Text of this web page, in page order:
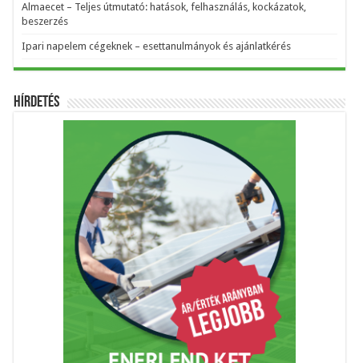
Almaecet – Teljes útmutató: hatások, felhasználás, kockázatok,
beszerzés
Ipari napelem cégeknek – esettanulmányok és ajánlatkérés
Hírdetés